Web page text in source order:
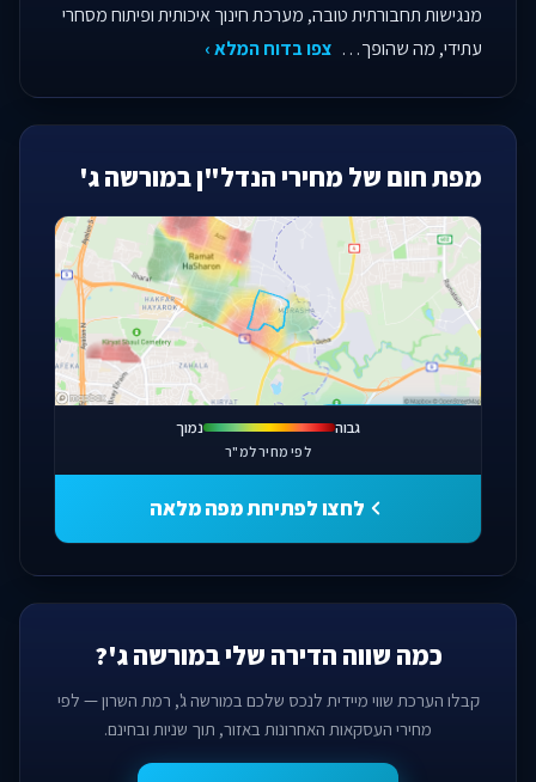
מנגישות תחבורתית טובה, מערכת חינוך איכותית ופיתוח מסחרי
עתידי, מה שהופך… צפו בדוח המלא ›
מפת חום של מחירי הנדל"ן במורשה ג'
פתחו מפה מלאה
גבוה נמוך
לפי מחיר למ"ר
לחצו לפתיחת מפה מלאה
כמה שווה הדירה שלי במורשה ג'?
קבלו הערכת שווי מיידית לנכס שלכם במורשה ג', רמת השרון — לפי
מחירי העסקאות האחרונות באזור, תוך שניות ובחינם.